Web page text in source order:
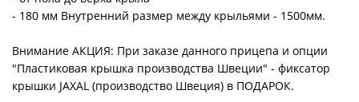
- 180 мм Внутренний размер между крыльями - 1500мм.
Внимание АКЦИЯ: При заказе данного прицепа и опции
"Пластиковая крышка производства Швеции" - фиксатор
крышки JAXAL (производство Швеция) в ПОДАРОК.